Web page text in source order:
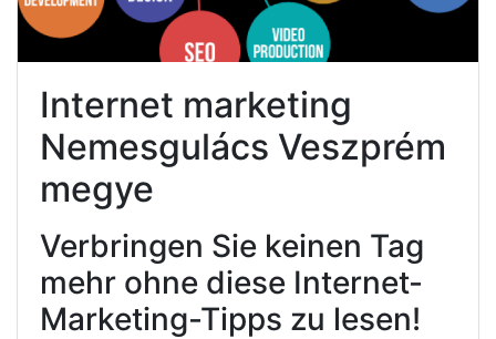
Internet marketing
Nemesgulács Veszprém
megye
Verbringen Sie keinen Tag
mehr ohne diese Internet-
Marketing-Tipps zu lesen!